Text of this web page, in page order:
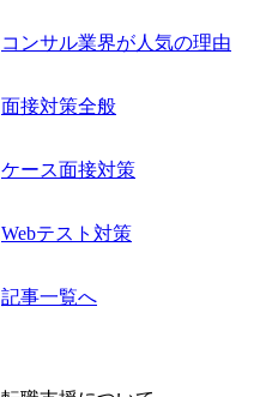
コンサル業界が人気の理由
面接対策全般
ケース面接対策
Webテスト対策
記事一覧へ